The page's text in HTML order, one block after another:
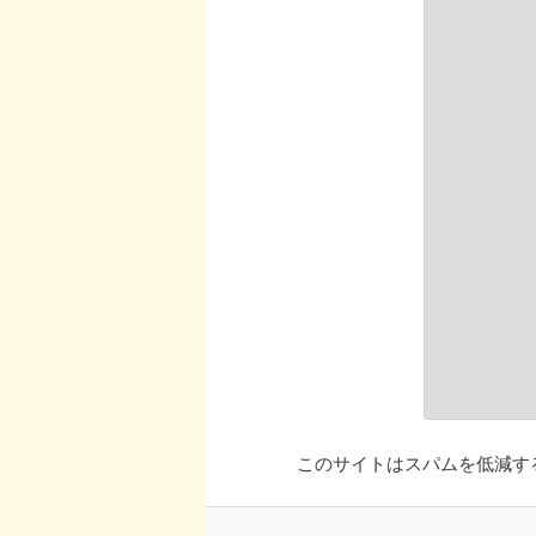
このサイトはスパムを低減